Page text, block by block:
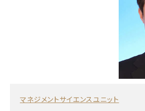
マネジメントサイエンスユニット